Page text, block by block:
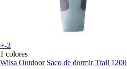
+-3
1 colores
Wilsa Outdoor Saco de dormir Trail 1200